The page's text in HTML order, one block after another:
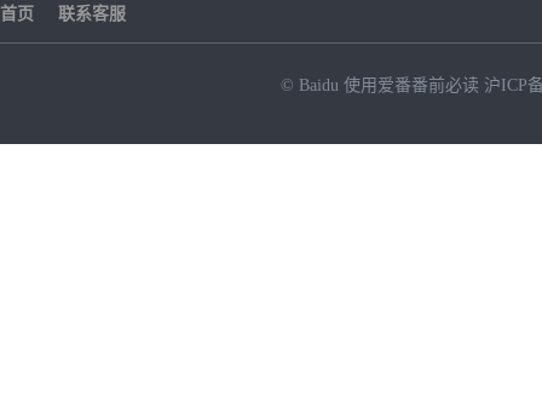
首页 联系客服
© Baidu 使用爱番番前必读 沪ICP